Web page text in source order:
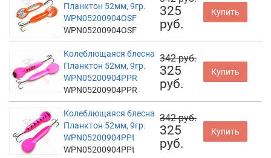
Планктон 52мм, 9гр.
WPN05200904OSF
WPN05200904OSF
325
руб.
Купить
Колеблющаяся блесна
Планктон 52мм, 9гр.
WPN05200904PPR
WPN05200904PPR
342 руб.
325
руб.
Купить
Колеблющаяся блесна
Планктон 52мм, 9гр.
WPN05200904PPt
WPN05200904PPt
342 руб.
325
руб.
Купить